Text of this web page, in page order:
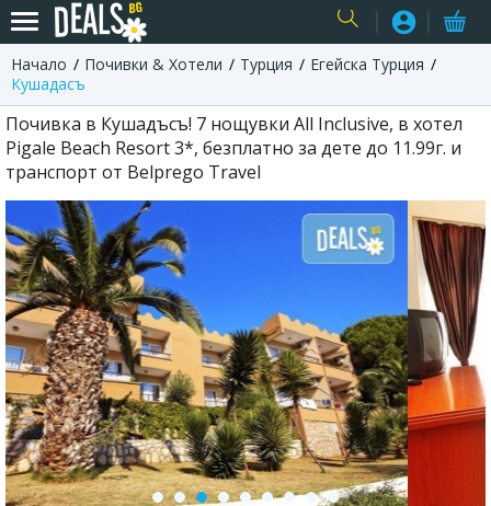
USER
Начало Почивки & Хотели Турция
Егейска Турция
Кушадасъ
Почивка в Кушадъсъ! 7 нощувки All Inclusive, в хотел
Pigale Beach Resort 3*, безплатно за дете до 11.99г. и
транспорт от Belprego Travel